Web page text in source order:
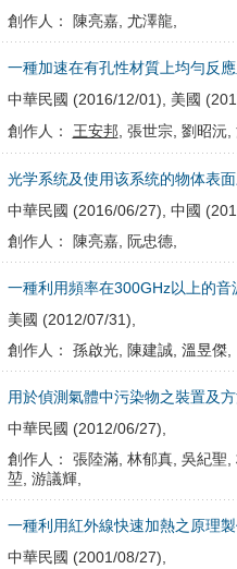
創作人： 陳亮嘉, 尤澤龍,
一種加速在有孔性材質上均勻反
中華民國 (2016/12/01), 美國
創作人： 王安邦, 張世宗, 劉昭沅,
光学系统及使用该系统的物体表
中華民國 (2016/06/27), 中國
創作人： 陳亮嘉, 阮忠德,
一種利用頻率在300GHz以上的
美國 (2012/07/31),
創作人： 孫啟光, 陳建誠, 溫昱傑,
用於偵測氣體中污染物之裝置及
中華民國 (2012/06/27),
創作人： 張陸滿, 林郁真, 吳紀聖
堃, 游議輝,
一種利用紅外線快速加熱之原理
中華民國 (2001/08/27),